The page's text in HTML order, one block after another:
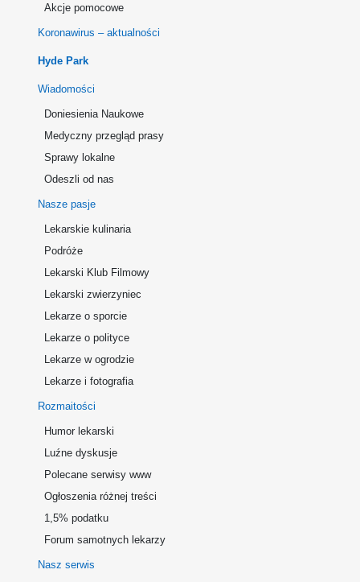
Akcje pomocowe
Koronawirus – aktualności
Hyde Park
Wiadomości
Doniesienia Naukowe
Medyczny przegląd prasy
Sprawy lokalne
Odeszli od nas
Nasze pasje
Lekarskie kulinaria
Podróże
Lekarski Klub Filmowy
Lekarski zwierzyniec
Lekarze o sporcie
Lekarze o polityce
Lekarze w ogrodzie
Lekarze i fotografia
Rozmaitości
Humor lekarski
Luźne dyskusje
Polecane serwisy www
Ogłoszenia różnej treści
1,5% podatku
Forum samotnych lekarzy
Nasz serwis